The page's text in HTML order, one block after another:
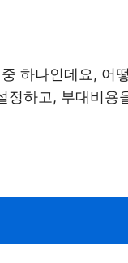
하나인데요, 어
하고, 부대비용